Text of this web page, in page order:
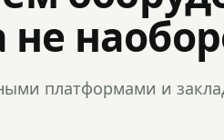
не
платформами и